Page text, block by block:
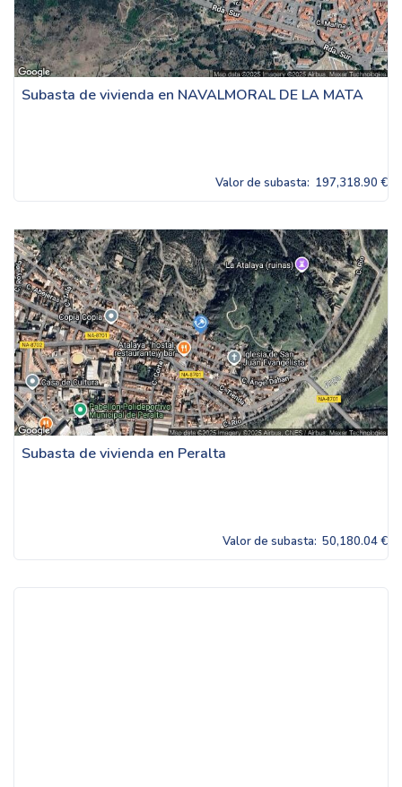
Subasta de vivienda en NAVALMORAL DE LA MATA
Valor de subasta: 197,318.90 €
Subasta de vivienda en Peralta
Valor de subasta: 50,180.04 €